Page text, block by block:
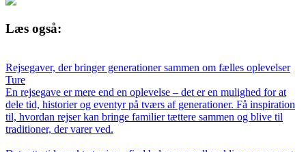
Læs også:
Rejsegaver, der bringer generationer sammen om fælles oplevelser
Ture
En rejsegave er mere end en oplevelse – det er en mulighed for at
dele tid, historier og eventyr på tværs af generationer. Få inspiration
til, hvordan rejser kan bringe familier tættere sammen og blive til
traditioner, der varer ved.